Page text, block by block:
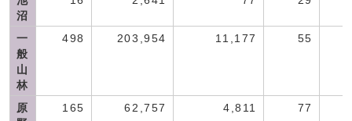
沼
一
般
山
林
498 203,954 11,177 55
原
165 62,757 4,811 77